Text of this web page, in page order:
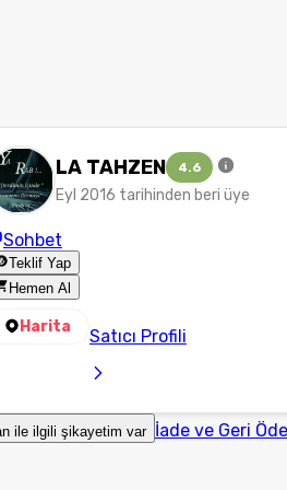
LA TAHZEN 4.6
Eyl 2016 tarihinden beri üye
Sohbet
Teklif Yap
Hemen Al
Harita Satıcı Profili
ile ilgili şikayetim var İade ve Geri